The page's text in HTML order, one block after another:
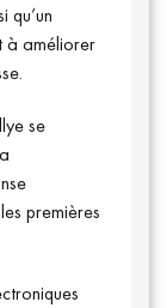
qu’un
à améliorer
se
premières